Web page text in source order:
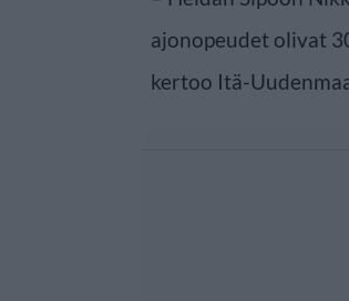
ajonopeudet olivat
kertoo Itä-